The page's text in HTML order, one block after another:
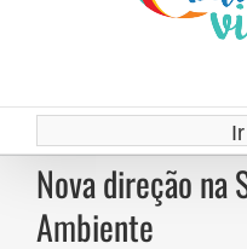
Nova direção na
Ambiente